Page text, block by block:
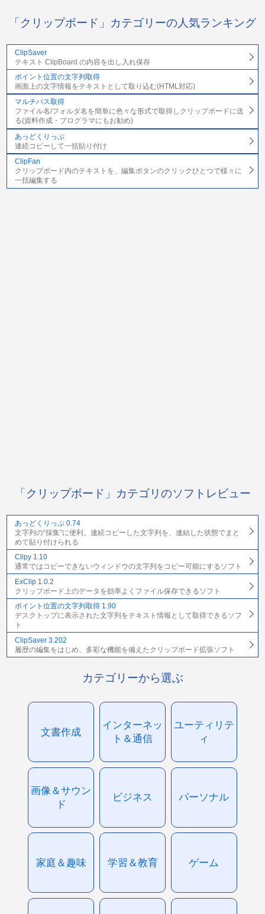
「クリップボード」カテゴリーの人気ランキング
ClipSaver
テキスト ClipBoard の内容を出し入れ保存
ポイント位置の文字列取得
画面上の文字情報をテキストとして取り込む(HTML対応)
マルチパス取得
ファイル名/フォルダ名を簡単に色々な形式で取得しクリップボードに送
る(資料作成・プログラマにもお勧め)
あっどくりっぷ
連続コピーして一括貼り付け
ClipFan
クリップボード内のテキストを、編集ボタンのクリックひとつで様々に
一括編集する
「クリップボード」カテゴリのソフトレビュー
あっどくりっぷ 0.74
文字列の“採集”に便利。連続コピーした文字列を、連結した状態でまと
めて貼り付けられる
Clipy 1.10
通常ではコピーできないウィンドウの文字列をコピー可能にするソフト
ExClip 1.0.2
クリップボード上のデータを効率よくファイル保存できるソフト
ポイント位置の文字列取得 1.90
デスクトップに表示された文字列をテキスト情報として取得できるソフ
ト
ClipSaver 3.202
履歴の編集をはじめ、多彩な機能を備えたクリップボード拡張ソフト
カテゴリーから選ぶ
文書作成
インターネッ
ト＆通信
ユーティリテ
ィ
画像＆サウン
ド
ビジネス パーソナル
家庭＆趣味 学習＆教育 ゲーム